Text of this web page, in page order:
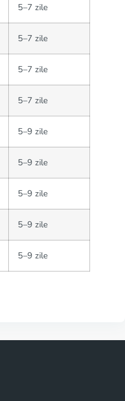
5–7 zile
5–7 zile
5–7 zile
5–7 zile
5–9 zile
5–9 zile
5–9 zile
5–9 zile
5–9 zile